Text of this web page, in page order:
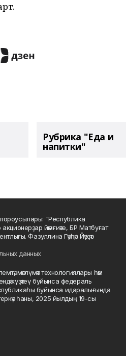
Рубрика "Еда и
напитки"
"Республика
йәмғиәте, БР Матбуғат
Фазуллина Гәүһәр Йәүҙәт
данных
мәғлүмәт технологиялары һәм
күҙәтеү буйынса федераль
буйынса идаралығында
һаны, 2025 йылдың 19-сы